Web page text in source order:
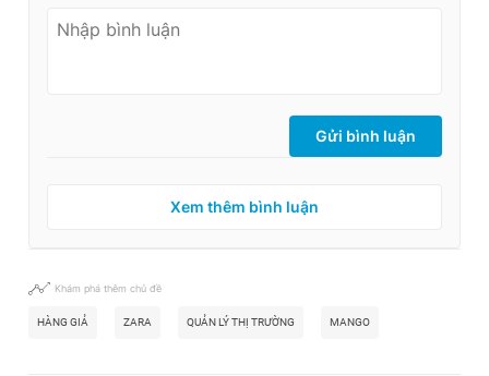
Gửi bình luận
Xem thêm bình luận
Khám phá thêm chủ đề
HÀNG GIẢ ZARA QUẢN LÝ THỊ TRƯỜNG MANGO